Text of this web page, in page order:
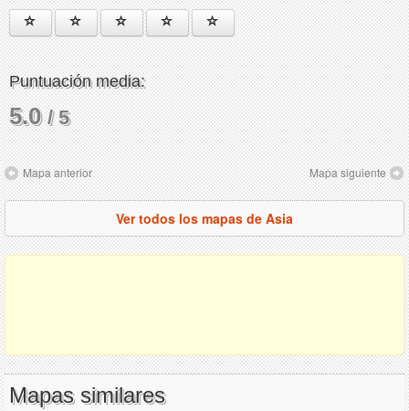
Puntuación media:
5.0/ 5
Mapa anterior Mapa siguiente
Ver todos los mapas de Asia
Mapas similares